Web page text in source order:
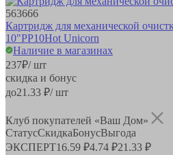
563666
Картридж для механической
10"PP10Hot Unicorn
Наличие в магазинах
237₽/ шт
скидка и бонус
до21.33 ₽/ шт
Клуб покупателей «Ваш Дом»
СтатусСкидкаБонусВыгода
ЭКСПЕРТ16.59 ₽4.74 ₽21.33 ₽